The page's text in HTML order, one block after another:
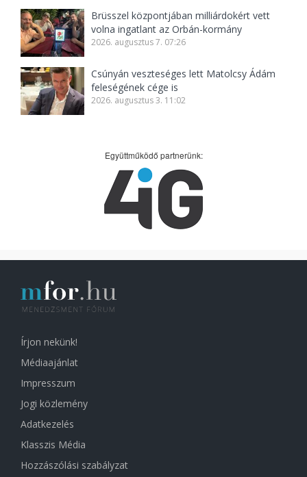
Brüsszel központjában milliárdokért vett
volna ingatlant az Orbán-kormány
2026. augusztus 7. 07:26
Csúnyán veszteséges lett Matolcsy Ádám
feleségének cége is
2026. augusztus 3. 11:02
Együttműködő partnerünk:
Írjon nekünk!
Médiaajánlat
Impresszum
Jogi közlemény
Adatkezelés
Klasszis Média
Hozzászólási szabályzat